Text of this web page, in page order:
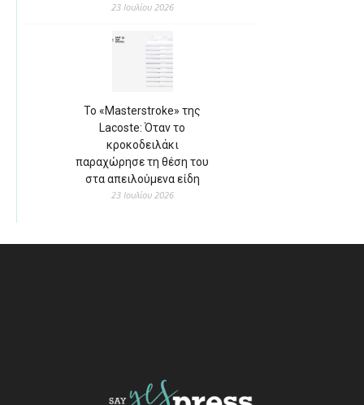
23 Ιουλίου 2026
Το «Masterstroke» της
Lacoste: Όταν το
κροκοδειλάκι
παραχώρησε τη θέση του
στα απειλούμενα είδη
23 Ιουλίου 2026